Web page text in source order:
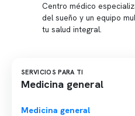
Centro médico
del sueño y un equipo
tu salud integral.
SERVICIOS PARA TI
Medicina general
Medicina general